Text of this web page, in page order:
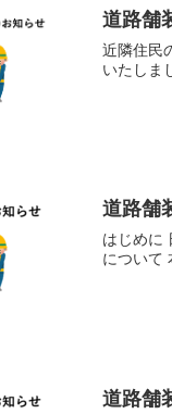
道路舗
近隣住民
いたしま
道路舗
はじめに
について
道路舗